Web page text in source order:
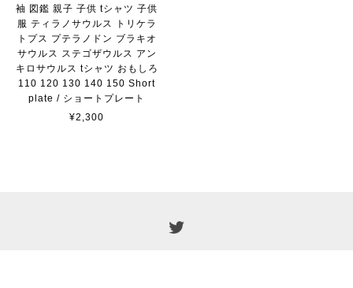
袖 図鑑 親子 子供 tシャツ 子供
服 ティラノサウルス トリケラ
トプス プテラノドン ブラキオ
サウルス ステゴザウルス アン
キロサウルス tシャツ おもしろ
110 120 130 140 150 Short
plate / ショートプレート
¥2,300